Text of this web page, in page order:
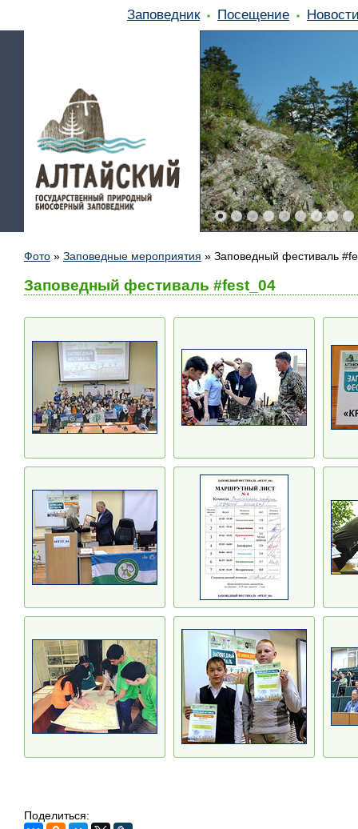
Заповедник Посещение
Фото » Заповедные мероприятия » Заповедный фестиваль
Заповедный фестиваль #fest_04
Поделиться: